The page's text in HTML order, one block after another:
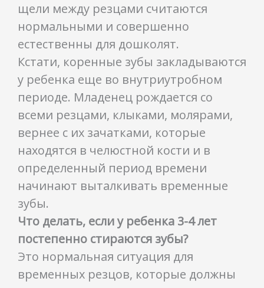
щели между резцами считаются
нормальными и совершенно
естественны для дошколят.
Кстати, коренные зубы закладываются
у ребенка еще во внутриутробном
периоде. Младенец рождается со
всеми резцами, клыками, молярами,
вернее с их зачатками, которые
находятся в челюстной кости и в
определенный период времени
начинают выталкивать временные
зубы.
Что делать, если у ребенка 3-4 лет
постепенно стираются зубы?
Это нормальная ситуация для
временных резцов, которые должны